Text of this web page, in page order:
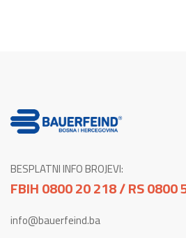
BESPLATNI INFO BROJEVI:
FBIH 0800 20 218 / RS 0800
info@bauerfeind.ba